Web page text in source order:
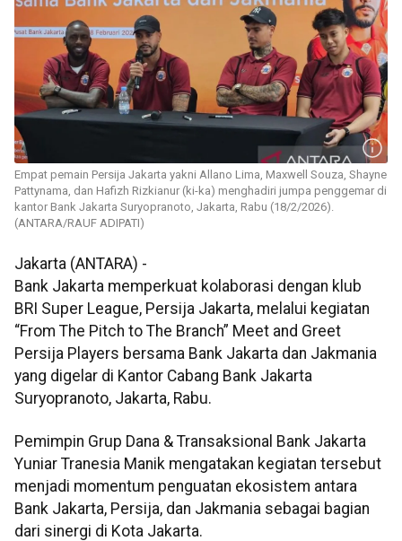
Empat pemain Persija Jakarta yakni Allano Lima, Maxwell Souza, Shayne
Pattynama, dan Hafizh Rizkianur (ki-ka) menghadiri jumpa penggemar di
kantor Bank Jakarta Suryopranoto, Jakarta, Rabu (18/2/2026).
(ANTARA/RAUF ADIPATI)
Jakarta (ANTARA) -
Bank Jakarta memperkuat kolaborasi dengan klub
BRI Super League, Persija Jakarta, melalui kegiatan
“From The Pitch to The Branch” Meet and Greet
Persija Players bersama Bank Jakarta dan Jakmania
yang digelar di Kantor Cabang Bank Jakarta
Suryopranoto, Jakarta, Rabu.
Pemimpin Grup Dana & Transaksional Bank Jakarta
Yuniar Tranesia Manik mengatakan kegiatan tersebut
menjadi momentum penguatan ekosistem antara
Bank Jakarta, Persija, dan Jakmania sebagai bagian
dari sinergi di Kota Jakarta.